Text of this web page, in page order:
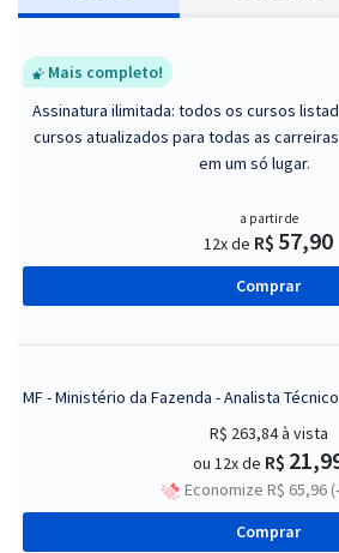
Mais completo!
Assinatura ilimitada: todos os cursos
cursos atualizados para todas as
em um só lugar.
a partir de
12x de R$ 57,90
Comprar
MF - Ministério da Fazenda - Analista
R$ 263,84à vista
ou 12x de R$
Economize R$ 65,96
Comprar